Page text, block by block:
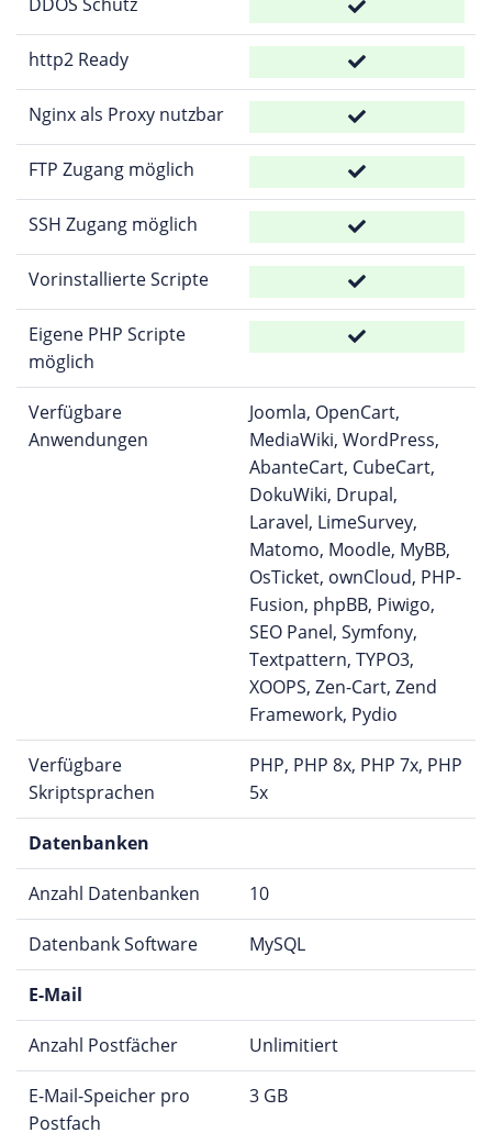
http2 Ready
Nginx als Proxy nutzbar
FTP Zugang möglich
SSH Zugang möglich
Vorinstallierte Scripte
Eigene PHP Scripte
möglich
Verfügbare
Anwendungen
Joomla, OpenCart,
MediaWiki, WordPress,
AbanteCart, CubeCart,
DokuWiki, Drupal,
Laravel, LimeSurvey,
Matomo, Moodle, MyBB,
OsTicket, ownCloud, PHP-
Fusion, phpBB, Piwigo,
SEO Panel, Symfony,
Textpattern, TYPO3,
XOOPS, Zen-Cart, Zend
Framework, Pydio
Verfügbare
Skriptsprachen
PHP, PHP 8x, PHP 7x, PHP
5x
Datenbanken
Anzahl Datenbanken 10
Datenbank Software MySQL
E-Mail
Anzahl Postfächer Unlimitiert
E-Mail-Speicher pro
Postfach
3 GB